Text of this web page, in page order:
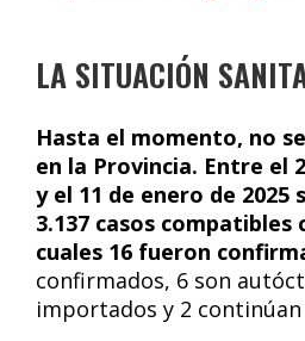
LA SITUACIÓN
Hasta el momento, no
en la Provincia. Entre el
y el 11 de enero de 2025
3.137 casos compatibles
cuales 16 fueron
confirmados, 6 son
importados y 2